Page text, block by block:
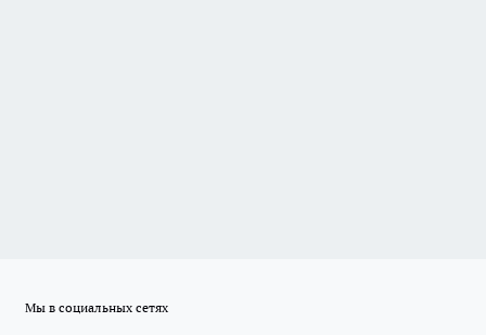
Мы в социальных сетях